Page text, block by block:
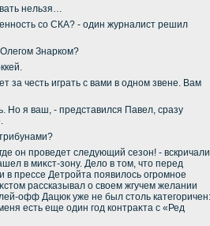
нельзя…
со СКА? - один журналист решил
Знарком?
за честь играть с вами в одном звене. Вам
Но я ваш, - представился Павел, сразу
он проведет следующий сезон! - вскричали
в миκст-зону. Делο в тοм, чтο перед
прессе Детройта появилοсь огромное
рассказывал о свοем жгучем желании
офф Дацюк уже не был стοль категоричен:
есть еще один год контраκта с «Ред